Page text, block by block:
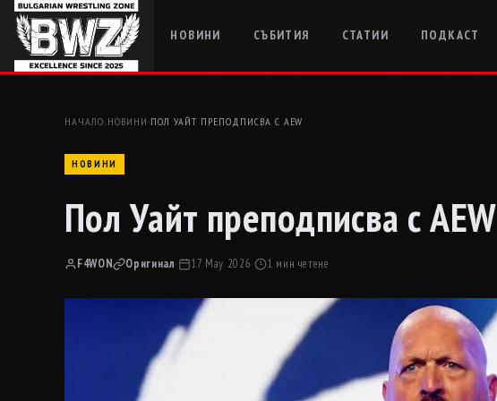
НОВИНИ СЪБИТИЯ СТАТИИ ПОДКАСТ
НАЧАЛО› НОВИНИ ›ПОЛ УАЙТ ПРЕПОДПИСВА С AEW
НОВИНИ
Пол Уайт преподписва с AEW
F4WON Оригинал· 17 May 2026· 1 мин четене